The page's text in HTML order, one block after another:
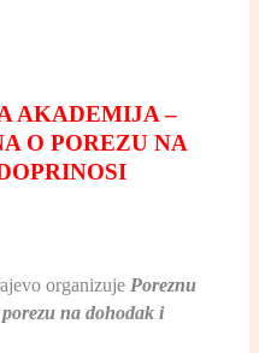
AKADEMIJA –
O POREZU NA
organizuje Poreznu
na dohodak i